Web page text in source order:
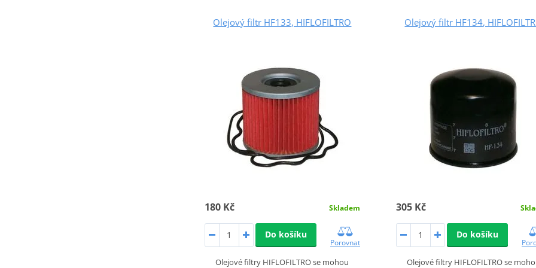
Olejový filtr HF133, HIFLOFILTRO
180 Kč Skladem
Do košíku
Porovnat
Olejové filtry HIFLOFILTRO se mohou
Olejový filtr HF134,
305 Kč
Do košíku
Olejové filtry HIFLOFILTRO se